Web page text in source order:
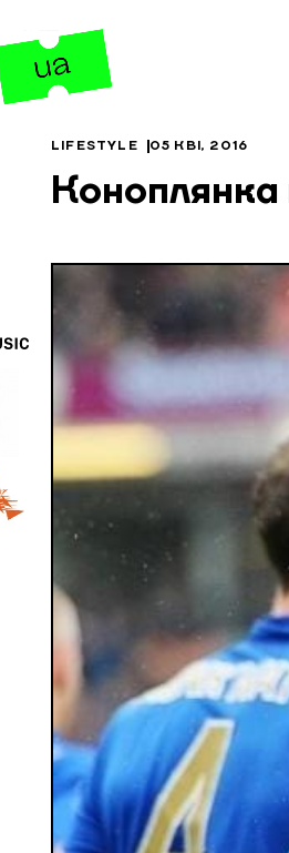
LIFESTYLE 05 КВІ, 2016